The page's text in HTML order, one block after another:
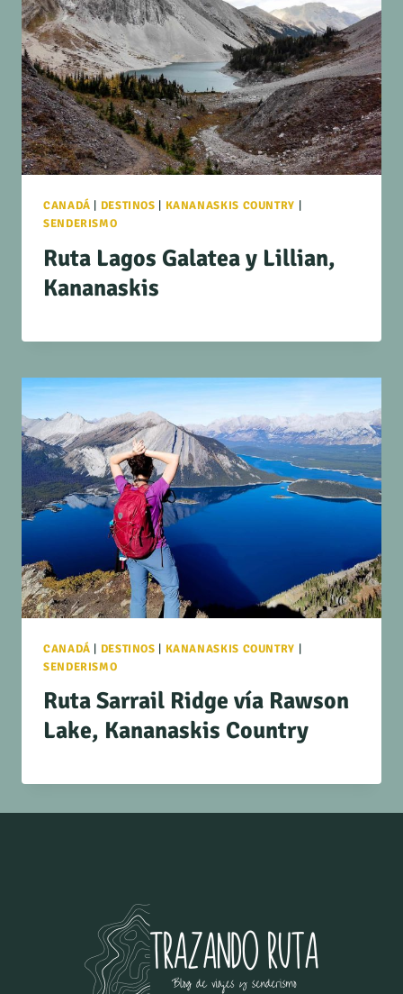
CANADÁ | DESTINOS | KANANASKIS COUNTRY |
SENDERISMO
Ruta Lagos Galatea y Lillian,
Kananaskis
CANADÁ | DESTINOS | KANANASKIS COUNTRY |
SENDERISMO
Ruta Sarrail Ridge vía Rawson
Lake, Kananaskis Country